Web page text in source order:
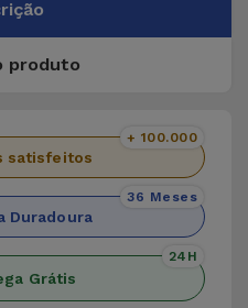
produto
satisfeitos
+ 100.000
Duradoura
36 Meses
Grátis
24H